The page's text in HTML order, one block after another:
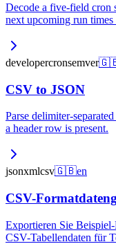
Decode a five-field cron
next upcoming run
developercronsemver
CSV to JSON
Parse delimiter-
a header row is present.
jsonxmlcsv🇬🇧en
CSV-
Exportieren Sie Beispiel-
CSV-Tabellendaten für